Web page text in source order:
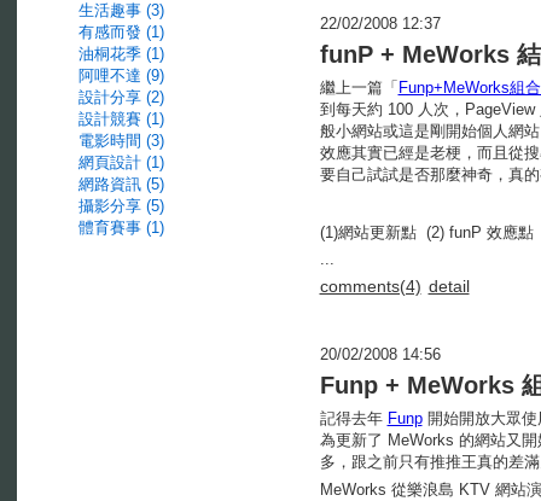
生活趣事 (3)
有感而發 (1)
油桐花季 (1)
阿哩不達 (9)
設計分享 (2)
設計競賽 (1)
電影時間 (3)
網頁設計 (1)
網路資訊 (5)
攝影分享 (5)
體育賽事 (1)
22/02/2008 12:37
funP + MeWorks
繼上一篇「 Funp+MeWorks組
到每天約 100 人次，
般小網站或這是剛開始個人網
效應其實已經是老梗，而且從
要自己試試是否那麼神奇，真
(1)網站更新點 (2) funP 效應
...
comments(4) detail
20/02/2008 14:56
Funp + MeWorks
記得去年 Funp開始開放大眾使
為更新了 MeWorks 的網站又
多，跟之前只有推推王真的差
MeWorks 從樂浪島 KTV 網站